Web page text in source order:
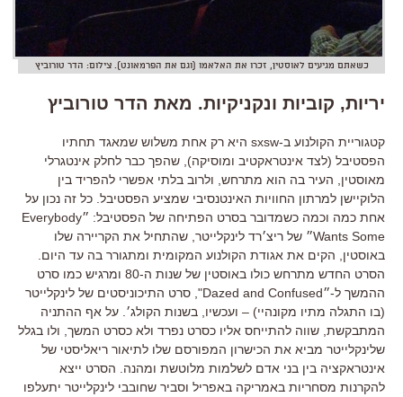
כשאתם מגיעים לאוסטין, זכרו את האלאמו (וגם את הפרמאונט). צילום: הדר טורוביץ
יריות, קוביות ונקניקיות. מאת הדר טורוביץ
קטגוריית הקולנוע ב-sxsw היא רק אחת משלוש שמאגד תחתיו
הפסטיבל (לצד אינטראקטיב ומוסיקה), שהפך כבר לחלק אינטגרלי
מאוסטין, העיר בה הוא מתרחש, ולרוב בלתי אפשרי להפריד בין
הלוקיישן למרתון החוויות האינטנסיבי שמציע הפסטיבל. כל זה נכון על
אחת כמה וכמה כשמדובר בסרט הפתיחה של הפסטיבל: ״Everybody
Wants Some״ של ריצ׳רד לינקלייטר, שהתחיל את הקריירה שלו
באוסטין, הקים את אגודת הקולנוע המקומית ומתגורר בה עד היום.
הסרט החדש מתרחש כולו באוסטין של שנות ה-80 ומרגיש כמו סרט
ההמשך ל-״Dazed and Confused", סרט התיכוניסטים של לינקלייטר
(בו התגלה מתיו מקונהיי) – ועכשיו, בשנות הקולג׳. על אף ההתניה
המתבקשת, שווה להתייחס אליו כסרט נפרד ולא כסרט המשך, ולו בגלל
שלינקלייטר מביא את הכישרון המפורסם שלו לתיאור ריאליסטי של
אינטראקציה בין בני אדם לשלמות מלוטשת ומהנה. הסרט ייצא
להקרנות מסחריות באמריקה באפריל וסביר שחובבי לינקלייטר יתעלפו